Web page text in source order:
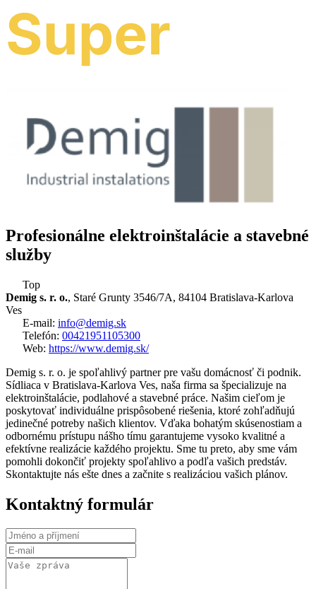
Profesionálne elektroinštalácie a stavebné
služby
Top
Demig s. r. o., Staré Grunty 3546/7A, 84104 Bratislava-Karlova
Ves
E-mail: info@demig.sk
Telefón: 00421951105300
Web: https://www.demig.sk/
Demig s. r. o. je spoľahlivý partner pre vašu domácnosť či podnik.
Sídliaca v Bratislava-Karlova Ves, naša firma sa špecializuje na
elektroinštalácie, podlahové a stavebné práce. Našim cieľom je
poskytovať individuálne prispôsobené riešenia, ktoré zohľadňujú
jedinečné potreby našich klientov. Vďaka bohatým skúsenostiam a
odbornému prístupu nášho tímu garantujeme vysoko kvalitné a
efektívne realizácie každého projektu. Sme tu preto, aby sme vám
pomohli dokončiť projekty spoľahlivo a podľa vašich predstáv.
Skontaktujte nás ešte dnes a začnite s realizáciou vašich plánov.
Kontaktný formulár